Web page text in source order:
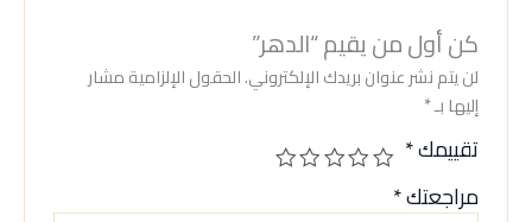
كن أول من يقيم “الدهر”
لن يتم نشر عنوان بريدك الإلكتروني.الحقول الإلزامية مشار
إليها بـ*
تقييمك*
مراجعتك*